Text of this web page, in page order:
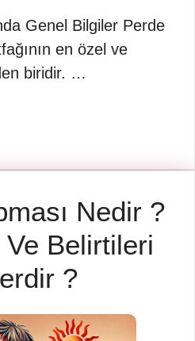
Genel Bilgiler Perde
en özel ve
biridir. …
Nedir ?
Belirtileri
?